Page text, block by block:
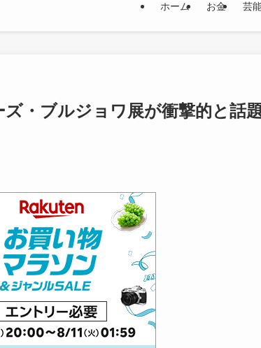
ホーム お金 芸
・ブルジョワ展が衝撃的と話